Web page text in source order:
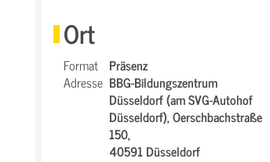
Ort
Format Präsenz
Adresse BBG-Bildungszentrum
Düsseldorf (am SVG-Autohof
Düsseldorf),Oerschbachstraße
150,
40591 Düsseldorf